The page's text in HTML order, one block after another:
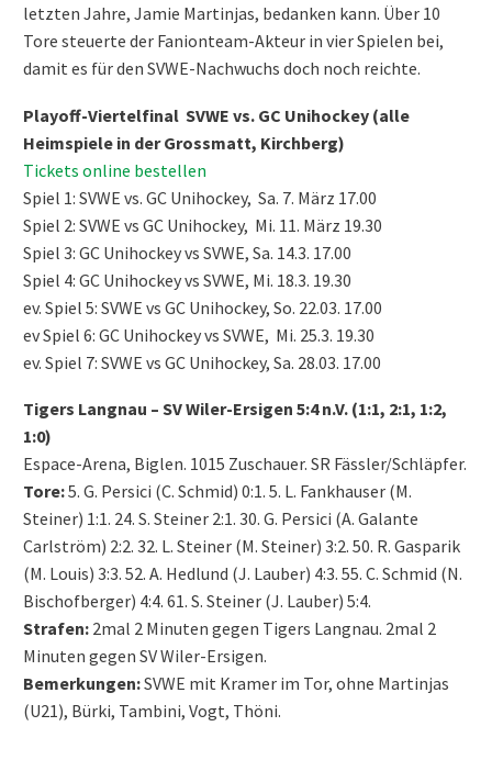
letzten Jahre, Jamie Martinjas, bedanken kann. Über 10
Tore steuerte der Fanionteam-Akteur in vier Spielen bei,
damit es für den SVWE-Nachwuchs doch noch reichte.
Playoff-Viertelfinal SVWE vs. GC Unihockey (alle
Heimspiele in der Grossmatt, Kirchberg)
Tickets online bestellen
Spiel 1: SVWE vs. GC Unihockey, Sa. 7. März 17.00
Spiel 2: SVWE vs GC Unihockey, Mi. 11. März 19.30
Spiel 3: GC Unihockey vs SVWE, Sa. 14.3. 17.00
Spiel 4: GC Unihockey vs SVWE, Mi. 18.3. 19.30
ev. Spiel 5: SVWE vs GC Unihockey, So. 22.03. 17.00
ev Spiel 6: GC Unihockey vs SVWE, Mi. 25.3. 19.30
ev. Spiel 7: SVWE vs GC Unihockey, Sa. 28.03. 17.00
Tigers Langnau – SV Wiler-Ersigen 5:4 n.V. (1:1, 2:1, 1:2,
1:0)
Espace-Arena, Biglen. 1015 Zuschauer. SR Fässler/Schläpfer.
Tore:5. G. Persici (C. Schmid) 0:1. 5. L. Fankhauser (M.
Steiner) 1:1. 24. S. Steiner 2:1. 30. G. Persici (A. Galante
Carlström) 2:2. 32. L. Steiner (M. Steiner) 3:2. 50. R. Gasparik
(M. Louis) 3:3. 52. A. Hedlund (J. Lauber) 4:3. 55. C. Schmid (N.
Bischofberger) 4:4. 61. S. Steiner (J. Lauber) 5:4.
Strafen: 2mal 2 Minuten gegen Tigers Langnau. 2mal 2
Minuten gegen SV Wiler-Ersigen.
Bemerkungen:SVWE mit Kramer im Tor, ohne Martinjas
(U21), Bürki, Tambini, Vogt, Thöni.